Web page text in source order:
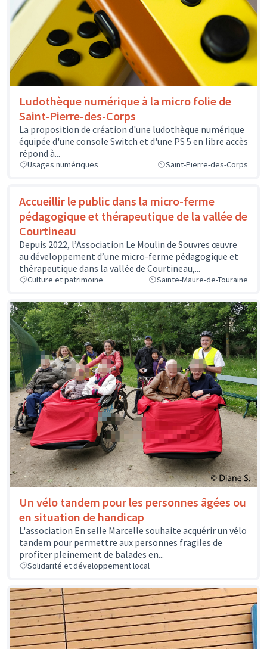
Ludothèque numérique à la micro folie de
Saint-Pierre-des-Corps
La proposition de création d'une ludothèque numérique
équipée d'une console Switch et d'une PS 5 en libre accès
répond à...
Usages numériques Saint-Pierre-des-Corps
Accueillir le public dans la micro-ferme
pédagogique et thérapeutique de la vallée de
Courtineau
Depuis 2022, l’Association Le Moulin de Souvres œuvre
au développement d’une micro-ferme pédagogique et
thérapeutique dans la vallée de Courtineau,...
Culture et patrimoine Sainte-Maure-de-Touraine
Un vélo tandem pour les personnes âgées ou
en situation de handicap
L'association En selle Marcelle souhaite acquérir un vélo
tandem pour permettre aux personnes fragiles de
profiter pleinement de balades en...
Solidarité et développement local